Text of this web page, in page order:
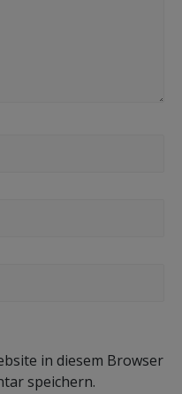
in diesem Browser
speichern.